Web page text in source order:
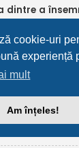
cookie-uri
experiență
mult
Am înțeles!
dintre a
era foarte
ul web. Nu
phpBB 3.1,
la un
Înscriindu-
subiectul sau
și
“Preferințe